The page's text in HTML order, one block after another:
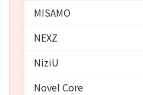
MISAMO
NEXZ
NiziU
Novel Core